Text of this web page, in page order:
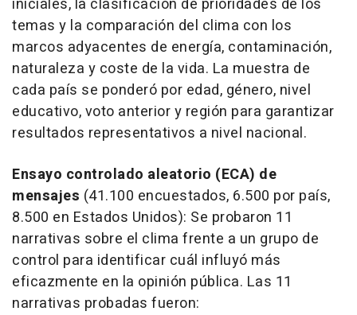
iniciales, la clasificación de prioridades de los
temas y la comparación del clima con los
marcos adyacentes de energía, contaminación,
naturaleza y coste de la vida. La muestra de
cada país se ponderó por edad, género, nivel
educativo, voto anterior y región para garantizar
resultados representativos a nivel nacional.
Ensayo controlado aleatorio (ECA) de
mensajes (41.100 encuestados, 6.500 por país,
8.500 en Estados Unidos): Se probaron 11
narrativas sobre el clima frente a un grupo de
control para identificar cuál influyó más
eficazmente en la opinión pública. Las 11
narrativas probadas fueron: